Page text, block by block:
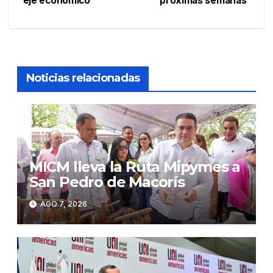
Noticias relacionadas
MICM lleva la Ruta Mipymes a
San Pedro de Macorís
AGO 7, 2026